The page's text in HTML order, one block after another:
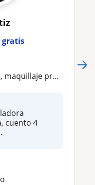
gratis
social y perfeccionamientos
cuento 4